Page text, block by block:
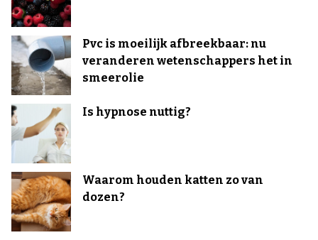
Pvc is moeilijk afbreekbaar: nu
veranderen wetenschappers het in
smeerolie
Is hypnose nuttig?
Waarom houden katten zo van
dozen?